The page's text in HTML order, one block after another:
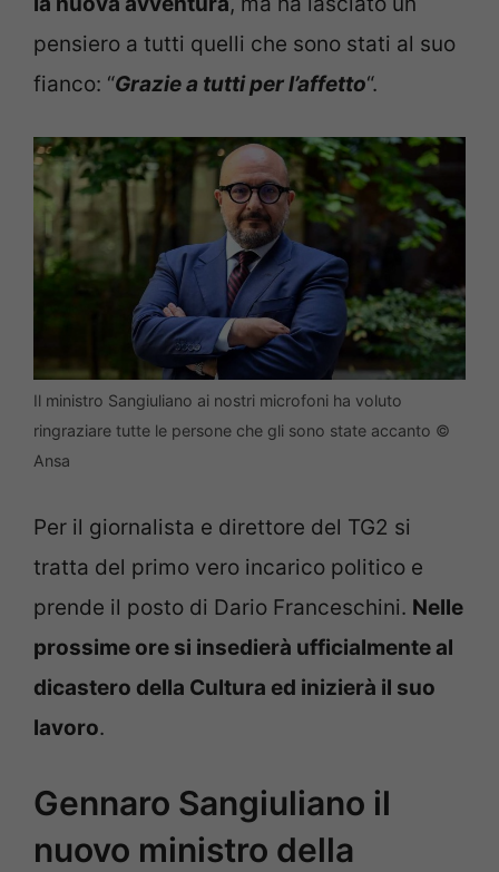
pensiero a tutti quelli che sono stati al suo
fianco: “Grazie a tutti per l’affetto“.
Il ministro Sangiuliano ai nostri microfoni ha voluto
ringraziare tutte le persone che gli sono state accanto ©
Ansa
Per il giornalista e direttore del TG2 si
tratta del primo vero incarico politico e
prende il posto di Dario Franceschini. Nelle
prossime ore si insedierà ufficialmente al
dicastero della Cultura ed inizierà il suo
lavoro.
Gennaro Sangiuliano il
nuovo ministro della